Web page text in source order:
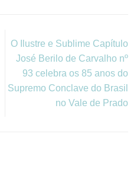
O Ilustre e Sublime Capítulo
José Berilo de Carvalho nº
93 celebra os 85 anos do
Supremo Conclave do Brasil
no Vale de Prado